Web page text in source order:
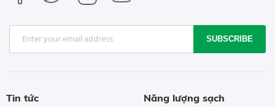
SUBSCRIBE
Tin tức Năng lượng sạch